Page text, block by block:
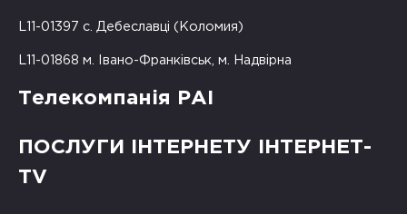
L11-01397 с. Дебеславці (Коломия)
L11-01868 м. Івано-Франківськ, м. Надвірна
Телекомпанія РАІ
ПОСЛУГИ ІНТЕРНЕТУ ІНТЕРНЕТ-
TV